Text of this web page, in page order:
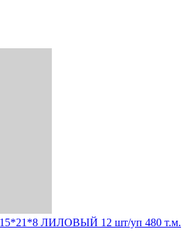
15*21*8 ЛИЛОВЫЙ 12 шт/уп 480 т.м.